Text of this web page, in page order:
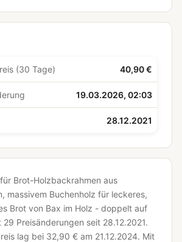
(30 Tage) 40,90 €
19.03.2026, 02:03
28.12.2021
Brot-Holzbackrahmen aus
massivem Buchenholz für leckeres,
Brot von Bax im Holz - doppelt auf
Preisänderungen seit 28.12.2021.
lag bei 32,90 € am 21.12.2024. Mit